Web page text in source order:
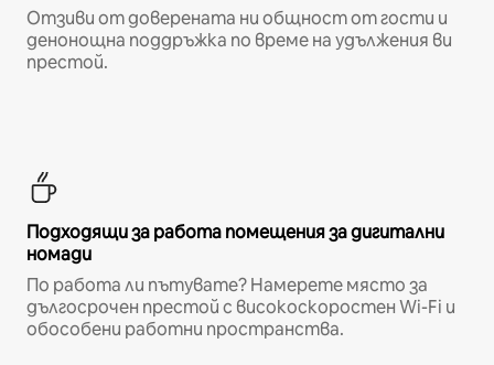
Отзиви от доверената ни общност от гости и
денонощна поддръжка по време на удължения ви
престой.
Подходящи за работа помещения за дигитални
номади
По работа ли пътувате? Намерете място за
дългосрочен престой с високоскоростен Wi-Fi и
обособени работни пространства.